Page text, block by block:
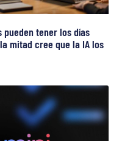
tener los días
mitad cree que la IA los